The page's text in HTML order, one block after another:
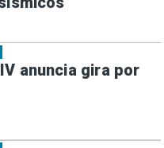
anuncia gira por